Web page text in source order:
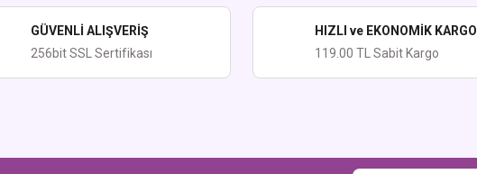
GÜVENLİ ALIŞVERİŞ
256bit SSL Sertifikası
HIZLI ve EKONOMİK KARGO
119.00 TL Sabit Kargo